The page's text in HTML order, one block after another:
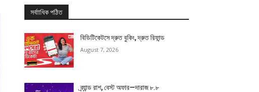
সর্বাাধিক পঠিত
বিডিটিকেটসে দ্রুত বুকিং, দ্রুত রিফান্ড
August 7, 2026
ব্র্যান্ড রাশ, বেস্ট অফার—দারাজ ৮.৮